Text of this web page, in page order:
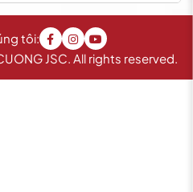
JSC. All rights reserved.
tôi: